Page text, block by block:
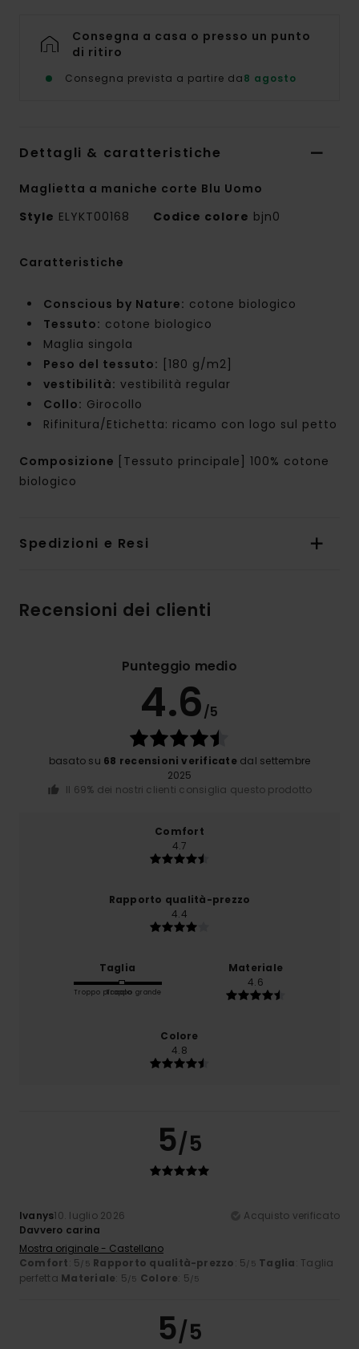
Consegna a casa o presso un punto
di ritiro
Consegna prevista a partire da8 agosto
Dettagli & caratteristiche
Maglietta a maniche corte Blu Uomo
Style ELYKT00168 Codice colore bjn0
Caratteristiche
Conscious by Nature: cotone biologico
Tessuto: cotone biologico
Maglia singola
Peso del tessuto: [180 g/m2]
vestibilità: vestibilità regular
Collo: Girocollo
Rifinitura/Etichetta: ricamo con logo sul petto
Composizione
[Tessuto principale] 100% cotone
biologico
Spedizioni e Resi
Recensioni dei clienti
Punteggio medio
4.6/5
basato su 68 recensioni verificatedal settembre
2025
Il 69% dei nostri clienti consiglia questo prodotto
Comfort
4.7
Rapporto qualità-prezzo
4.4
Taglia
Troppo piccoloTroppo grande
Materiale
4.6
Colore
4.8
5/5
Ivanys10. luglio 2026
Acquisto verificato
Davvero carina
Mostra originale - Castellano
Comfort: 5/5 Rapporto qualità-prezzo: 5/5 Taglia: Taglia
perfetta Materiale: 5/5 Colore: 5/5
5/5